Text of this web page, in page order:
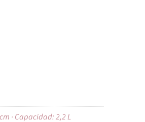
· Capacidad: 2,2 L